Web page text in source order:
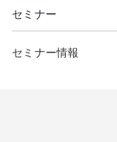
セミナー
セミナー情報